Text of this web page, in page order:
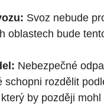
Svoz nebude
oblastech bude
Nebezpečné
rozdělit
by později